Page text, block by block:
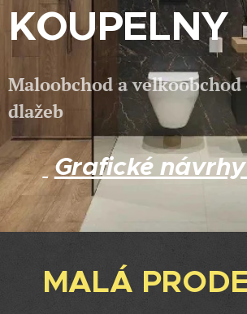
KOUPELNY
Maloobchod a
dlažeb
Grafické
MALÁ